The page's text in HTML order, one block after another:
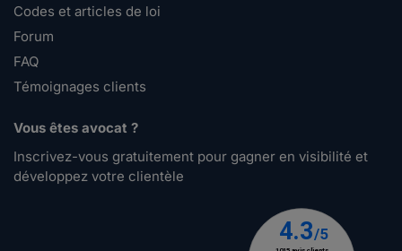
Codes et articles de loi
Forum
FAQ
Témoignages clients
Vous êtes avocat ?
Inscrivez-vous gratuitement pour gagner en visibilité et
développez votre clientèle